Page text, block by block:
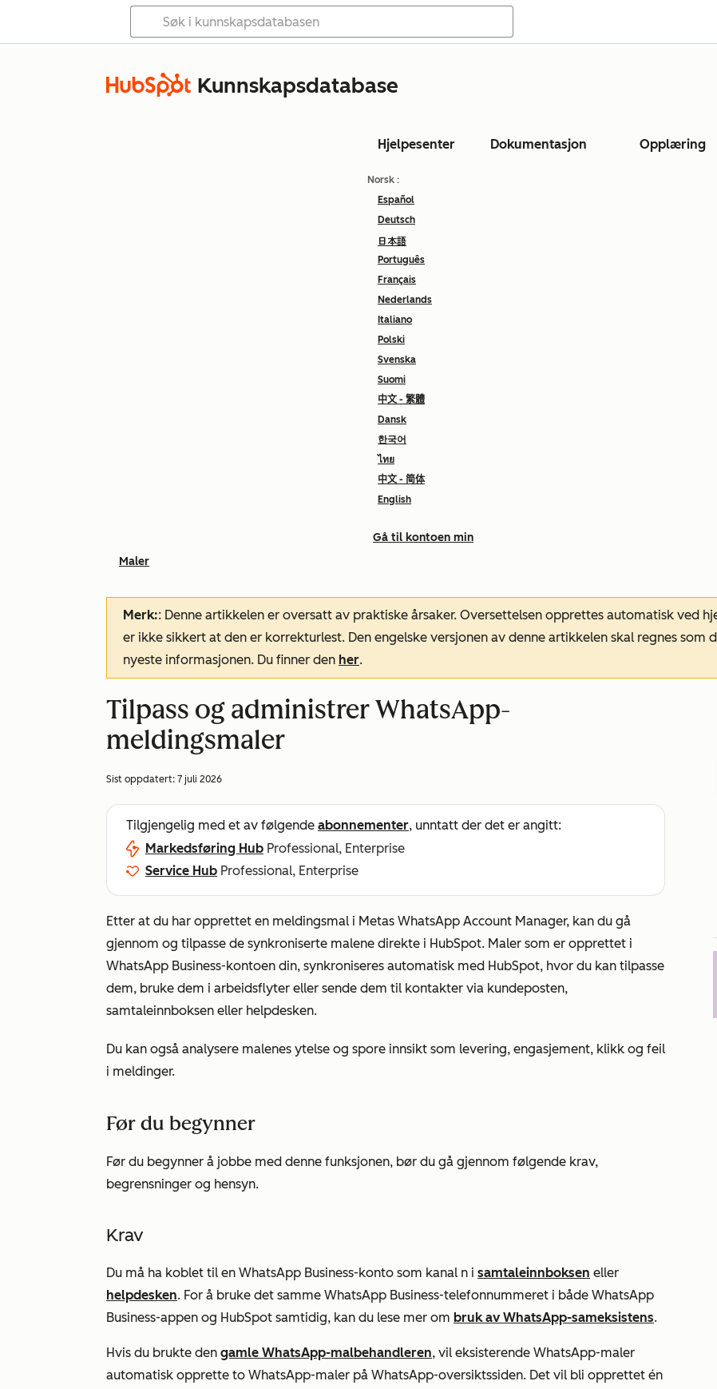
Kunnskapsdatabase
Hjelpesenter Dokumentasjon Opplæring
Norsk :
Español
Deutsch
日本語
Português
Français
Nederlands
Italiano
Polski
Svenska
Suomi
中文 - 繁體
Dansk
한국어
ไทย
中文 - 简体
English
Gå til kontoen min
Maler
Merk:: Denne artikkelen er oversatt av praktiske årsaker. Oversettelsen opprettes automatisk ved
er ikke sikkert at den er korrekturlest. Den engelske versjonen av denne artikkelen skal regnes som
nyeste informasjonen. Du finner den her.
Tilpass og administrer WhatsApp-
meldingsmaler
Sist oppdatert: 7 juli 2026
Tilgjengelig med et av følgende abonnementer, unntatt der det er angitt:
Markedsføring Hub Professional, Enterprise
Service Hub Professional, Enterprise
Etter at du har opprettet en meldingsmal i Metas WhatsApp Account Manager, kan du gå
gjennom og tilpasse de synkroniserte malene direkte i HubSpot. Maler som er opprettet i
WhatsApp Business-kontoen din, synkroniseres automatisk med HubSpot, hvor du kan tilpasse
dem, bruke dem i arbeidsflyter eller sende dem til kontakter via kundeposten,
samtaleinnboksen eller helpdesken.
Du kan også analysere malenes ytelse og spore innsikt som levering, engasjement, klikk og feil
i meldinger.
Før du begynner
Før du begynner å jobbe med denne funksjonen, bør du gå gjennom følgende krav,
begrensninger og hensyn.
Krav
Du må ha koblet til en WhatsApp Business-konto som kanal n i samtaleinnboksen eller
helpdesken. For å bruke det samme WhatsApp Business-telefonnummeret i både WhatsApp
Business-appen og HubSpot samtidig, kan du lese mer om bruk av WhatsApp-sameksistens.
Hvis du brukte den gamle WhatsApp-malbehandleren, vil eksisterende WhatsApp-maler
automatisk opprette to WhatsApp-maler på WhatsApp-oversiktssiden. Det vil bli opprettet én